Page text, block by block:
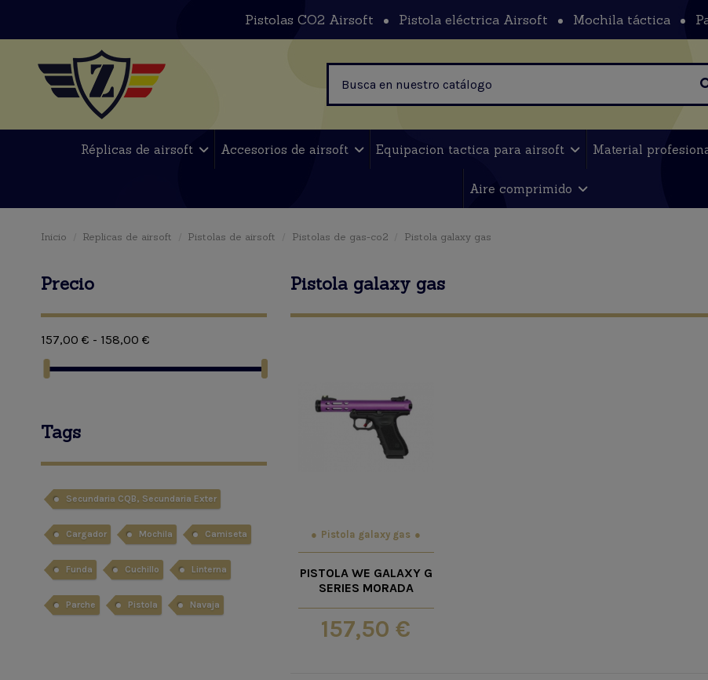
Pistolas CO2 Airsoft Pistola eléctrica Airsoft Mochila táctica
Réplicas de airsoft Accesorios de airsoft Equipacion tactica para airsoft Material
Aire comprimido
Inicio Replicas de airsoft Pistolas de airsoft Pistolas de gas-co2 Pistola galaxy gas
Pistola galaxy gas
Pistola galaxy gas
PISTOLA WE GALAXY G
SERIES MORADA
157,50 €
Precio
157,00 € - 158,00 €
Tags
Secundaria CQB, Secundaria Exter
Cargador Mochila Camiseta
Funda Cuchillo Linterna
Parche Pistola Navaja